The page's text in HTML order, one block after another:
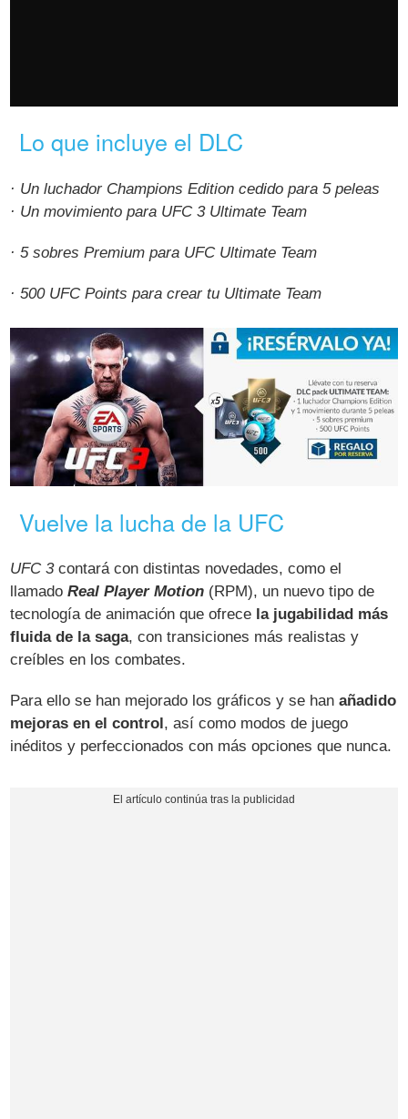
Lo que incluye el DLC
· Un luchador Champions Edition cedido para 5 peleas
· Un movimiento para UFC 3 Ultimate Team
· 5 sobres Premium para UFC Ultimate Team
· 500 UFC Points para crear tu Ultimate Team
Vuelve la lucha de la UFC
UFC 3contará con distintas novedades, como el
llamadoReal Player Motion (RPM), un nuevo tipo de
tecnología de animación que ofrece la jugabilidad más
fluida de la saga, con transiciones más realistas y
creíbles en los combates.
Para ello se han mejorado los gráficos y se hanañadido
mejoras en el control, así como modos de juego
inéditos y perfeccionados con más opciones que nunca.